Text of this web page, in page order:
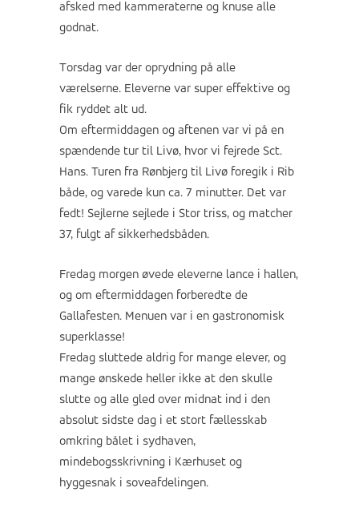
afsked med kammeraterne og knuse alle
godnat.
Torsdag var der oprydning på alle
værelserne. Eleverne var super effektive og
fik ryddet alt ud.
Om eftermiddagen og aftenen var vi på en
spændende tur til Livø, hvor vi fejrede Sct.
Hans. Turen fra Rønbjerg til Livø foregik i Rib
både, og varede kun ca. 7 minutter. Det var
fedt! Sejlerne sejlede i Stor triss, og matcher
37, fulgt af sikkerhedsbåden.
Fredag morgen øvede eleverne lance i hallen,
og om eftermiddagen forberedte de
Gallafesten. Menuen var i en gastronomisk
superklasse!
Fredag sluttede aldrig for mange elever, og
mange ønskede heller ikke at den skulle
slutte og alle gled over midnat ind i den
absolut sidste dag i et stort fællesskab
omkring bålet i sydhaven,
mindebogsskrivning i Kærhuset og
hyggesnak i soveafdelingen.